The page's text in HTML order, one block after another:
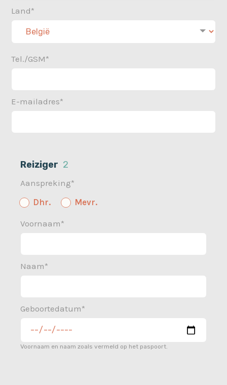
Land*
Tel./GSM*
E-mailadres*
Reiziger 2
Aanspreking*
Dhr.
Mevr.
Voornaam*
Naam*
Geboortedatum*
Voornaam en naam zoals vermeld op het paspoort.